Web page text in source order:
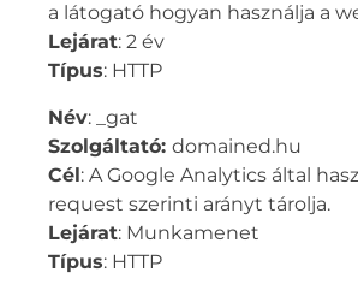
a látogató hogyan használja a
Lejárat: 2 év
Típus: HTTP
Név: _gat
Szolgáltató: domained.hu
Cél : A Google Analytics által
request szerinti arányt tárolja.
Lejárat: Munkamenet
Típus: HTTP